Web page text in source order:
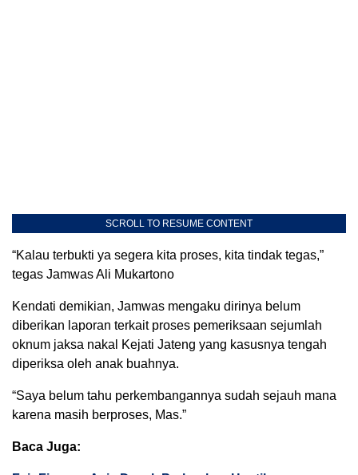
SCROLL TO RESUME CONTENT
“Kalau terbukti ya segera kita proses, kita tindak tegas,”
tegas Jamwas Ali Mukartono
Kendati demikian, Jamwas mengaku dirinya belum
diberikan laporan terkait proses pemeriksaan sejumlah
oknum jaksa nakal Kejati Jateng yang kasusnya tengah
diperiksa oleh anak buahnya.
“Saya belum tahu perkembangannya sudah sejauh mana
karena masih berproses, Mas.”
Baca Juga: